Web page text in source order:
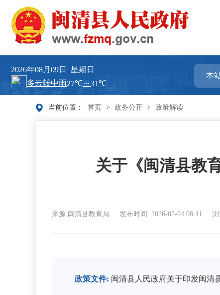
2026年08月09日 星期日
当前位置： 首页 > 政务公开 > 政策解读
关于《闽清县教
来源:闽清县教育局 发布时间: 2026-02-04 08:41 浏
政策文件: 闽清县人民政府关于印发闽清